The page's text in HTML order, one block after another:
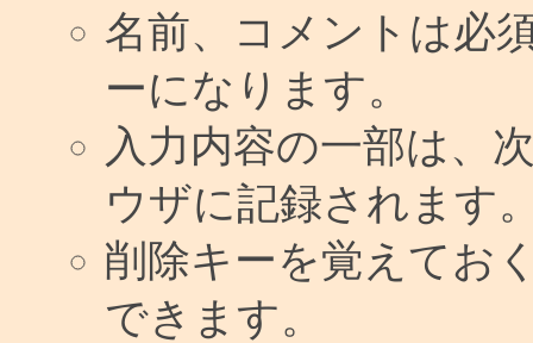
名前、コメントは必
ーになります。
入力内容の一部は、
ウザに記録されます
削除キーを覚えてお
できます。